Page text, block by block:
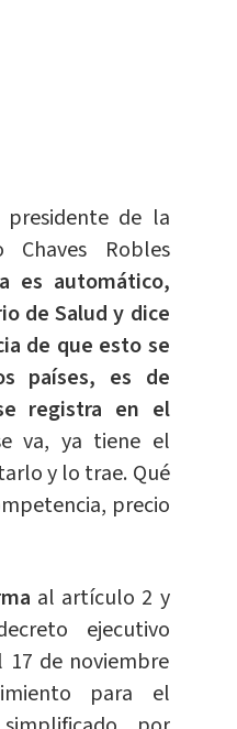
de la
Chaves Robles
es automático,
de Salud y dice
de que esto se
países, es de
registra en el
va, ya tiene el
y lo trae. Qué
precio
al artículo 2 y
ejecutivo
17 de noviembre
para el